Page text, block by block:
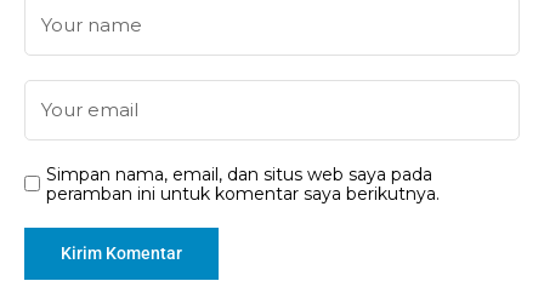
Simpan nama, email, dan situs web saya pada
peramban ini untuk komentar saya berikutnya.